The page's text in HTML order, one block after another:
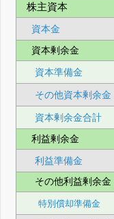
株主資本
資本金
資本剰余金
資本準備金
その他資本剰余金
資本剰余金合計
利益剰余金
利益準備金
その他利益剰余金
特別償却準備金